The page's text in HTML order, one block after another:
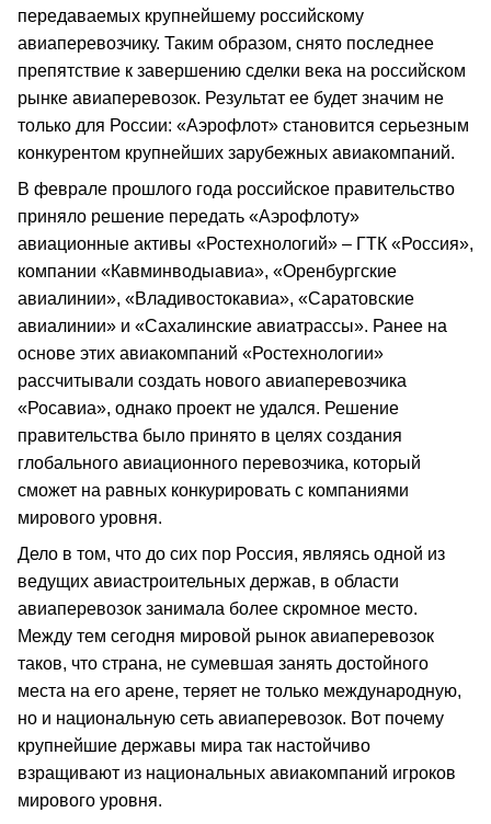
передаваемых крупнейшему российскому
авиаперевозчику. Таким образом, снято последнее
препятствие к завершению сделки века на российском
рынке авиаперевозок. Результат ее будет значим не
только для России: «Аэрофлот» становится серьезным
конкурентом крупнейших зарубежных авиакомпаний.
В феврале прошлого года российское правительство
приняло решение передать «Аэрофлоту»
авиационные активы «Ростехнологий» – ГТК «Россия»,
компании «Кавминводыавиа», «Оренбургские
авиалинии», «Владивостокавиа», «Саратовские
авиалинии» и «Сахалинские авиатрассы». Ранее на
основе этих авиакомпаний «Ростехнологии»
рассчитывали создать нового авиаперевозчика
«Росавиа», однако проект не удался. Решение
правительства было принято в целях создания
глобального авиационного перевозчика, который
сможет на равных конкурировать с компаниями
мирового уровня.
Дело в том, что до сих пор Россия, являясь одной из
ведущих авиастроительных держав, в области
авиаперевозок занимала более скромное место.
Между тем сегодня мировой рынок авиаперевозок
таков, что страна, не сумевшая занять достойного
места на его арене, теряет не только международную,
но и национальную сеть авиаперевозок. Вот почему
крупнейшие державы мира так настойчиво
взращивают из национальных авиакомпаний игроков
мирового уровня.